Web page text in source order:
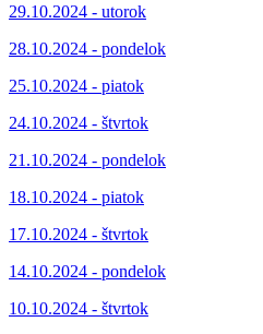
29.10.2024 - utorok
28.10.2024 - pondelok
25.10.2024 - piatok
24.10.2024 - štvrtok
21.10.2024 - pondelok
18.10.2024 - piatok
17.10.2024 - štvrtok
14.10.2024 - pondelok
10.10.2024 - štvrtok